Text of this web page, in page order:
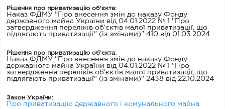
Рішення про приватизацію об'єкта:
Наказ ФДМУ "Про внесення змін до наказу Фонду
державного майна України від 04.01.2022 № 1 "Про
затвердження переліків об'єктів малої приватизації, що
підлягають приватизації" (із змінами)" 410 від 01.03.2024
Рішення про приватизацію об'єкта:
Наказ ФДМУ "Про внесення змін до наказу Фонду
державного майна України від 04.01.2022 № 1 "Про
затвердження переліків об'єктів малої приватизації, що
підлягають приватизації" (із змінами)" 2438 від 22.10.2024
Закон України:
Про приватизацію державного і комунального майна